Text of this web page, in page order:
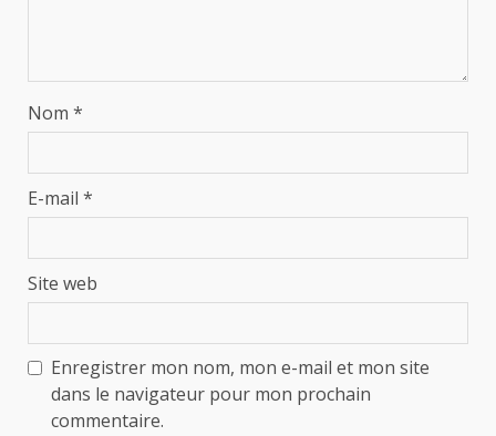
Nom *
E-mail *
Site web
Enregistrer mon nom, mon e-mail et mon site
dans le navigateur pour mon prochain
commentaire.